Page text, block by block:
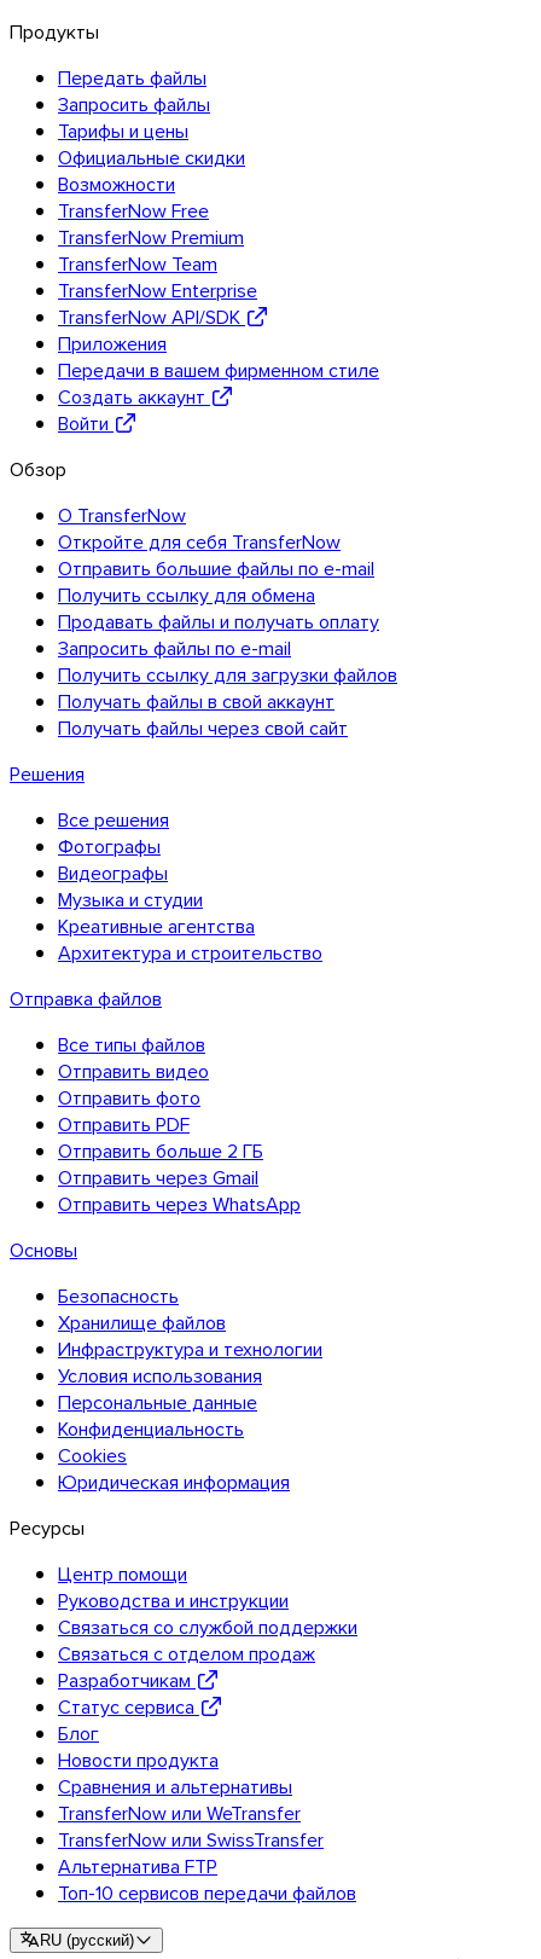
Продукты
Передать файлы
Запросить файлы
Тарифы и цены
Официальные скидки
Возможности
TransferNow Free
TransferNow Premium
TransferNow Team
TransferNow Enterprise
TransferNow API/SDK
Приложения
Передачи в вашем фирменном стиле
Создать аккаунт
Войти
Обзор
О TransferNow
Откройте для себя TransferNow
Отправить большие файлы по e-mail
Получить ссылку для обмена
Продавать файлы и получать оплату
Запросить файлы по e-mail
Получить ссылку для загрузки файлов
Получать файлы в свой аккаунт
Получать файлы через свой сайт
Решения
Все решения
Фотографы
Видеографы
Музыка и студии
Креативные агентства
Архитектура и строительство
Отправка файлов
Все типы файлов
Отправить видео
Отправить фото
Отправить PDF
Отправить больше 2 ГБ
Отправить через Gmail
Отправить через WhatsApp
Основы
Безопасность
Хранилище файлов
Инфраструктура и технологии
Условия использования
Персональные данные
Конфиденциальность
Cookies
Юридическая информация
Ресурсы
Центр помощи
Руководства и инструкции
Связаться со службой поддержки
Связаться с отделом продаж
Разработчикам
Статус сервиса
Блог
Новости продукта
Сравнения и альтернативы
TransferNow или WeTransfer
TransferNow или SwissTransfer
Альтернатива FTP
Топ-10 сервисов передачи файлов
RU(русский)